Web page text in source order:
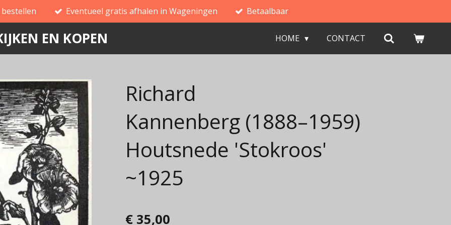
Eventueel gratis afhalen in Wageningen Betaalbaar
EN KOPEN HOME CONTACT
Richard
Kannenberg (1888–1959)
Houtsnede 'Stokroos'
~1925
€ 35,00